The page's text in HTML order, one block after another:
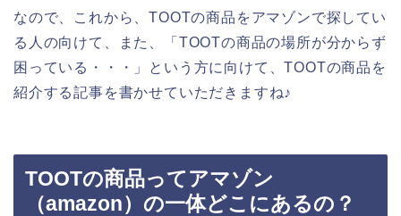
なので、これから、TOOTの商品をアマゾンで探してい
る人の向けて、また、「TOOTの商品の場所が分からず
困っている・・・」という方に向けて、TOOTの商品を
紹介する記事を書かせていただきますね♪
TOOTの商品ってアマゾン
（amazon）の一体どこにあるの？